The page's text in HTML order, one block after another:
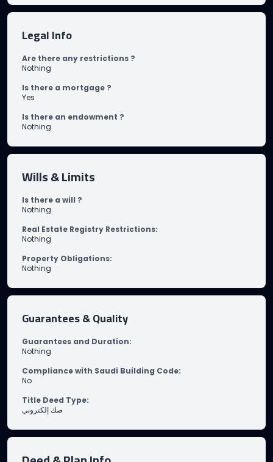
Legal Info
Are there any restrictions ?
Nothing
Is there a mortgage ?
Yes
Is there an endowment ?
Nothing
Wills & Limits
Is there a will ?
Nothing
Real Estate Registry Restrictions:
Nothing
Property Obligations:
Nothing
Guarantees & Quality
Guarantees and Duration:
Nothing
Compliance with Saudi Building Code:
No
Title Deed Type:
صك إلكتروني